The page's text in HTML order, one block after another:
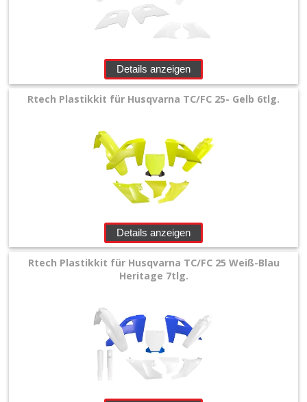
Details anzeigen
Rtech Plastikkit für Husqvarna TC/FC 25- Gelb 6tlg.
Details anzeigen
Rtech Plastikkit für Husqvarna TC/FC 25 Weiß-Blau
Heritage 7tlg.